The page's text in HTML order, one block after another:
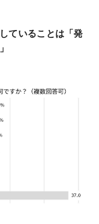
ていることは「発